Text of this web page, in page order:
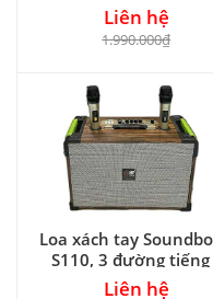
Liên hệ
1.990.000₫
Loa xách tay
S110, 3 đường tiếng
Liên hệ